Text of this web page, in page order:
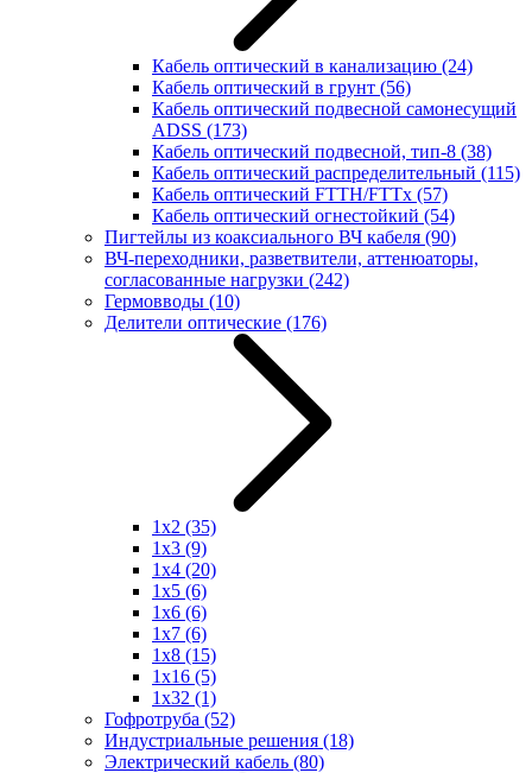
Кабель оптический в канализацию (24)
Кабель оптический в грунт (56)
Кабель оптический подвесной самонесущий
ADSS (173)
Кабель оптический подвесной, тип-8 (38)
Кабель оптический распределительный (115)
Кабель оптический FTTH/FTTx (57)
Кабель оптический огнестойкий (54)
Пигтейлы из коаксиального ВЧ кабеля (90)
ВЧ-переходники, разветвители, аттенюаторы,
согласованные нагрузки (242)
Гермовводы (10)
Делители оптические (176)
1x2 (35)
1x3 (9)
1x4 (20)
1x5 (6)
1x6 (6)
1x7 (6)
1x8 (15)
1x16 (5)
1x32 (1)
Гофротруба (52)
Индустриальные решения (18)
Электрический кабель (80)